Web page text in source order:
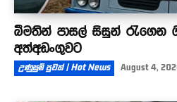
බීමතින් පාසල් සිසුන් රැගෙන
අත්අඩංගුවට
උණුසුම් පුවත් | Hot News August 4,